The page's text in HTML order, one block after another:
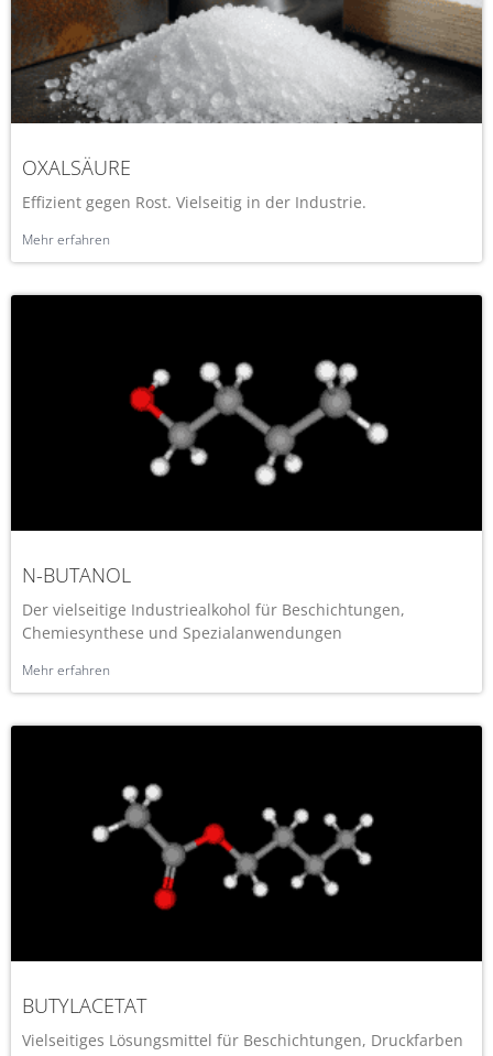
OXALSÄURE
Effizient gegen Rost. Vielseitig in der Industrie.
Mehr erfahren
N-BUTANOL
Der vielseitige Industriealkohol für Beschichtungen,
Chemiesynthese und Spezialanwendungen
Mehr erfahren
BUTYLACETAT
Vielseitiges Lösungsmittel für Beschichtungen, Druckfarben